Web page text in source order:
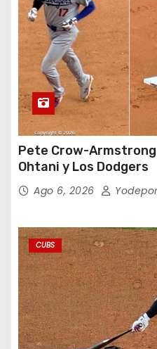
Pete Crow-
Ohtani y Los Dodgers
Ago 6, 2026
CUBS